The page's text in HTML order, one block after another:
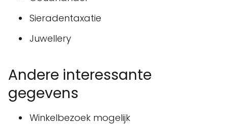
Sieradentaxatie
Juwellery
Andere interessante
gegevens
Winkelbezoek mogelijk